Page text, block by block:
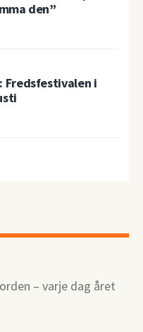
den”
Fredsfestivalen i
– varje dag året